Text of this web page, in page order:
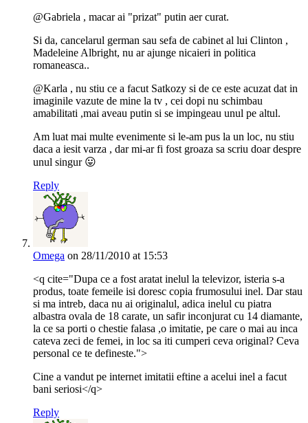
@Gabriela , macar ai "prizat" putin aer curat.
Si da, cancelarul german sau sefa de cabinet al lui Clinton ,
Madeleine Albright, nu ar ajunge nicaieri in politica
romaneasca..
@Karla , nu stiu ce a facut Satkozy si de ce este acuzat dat in
imaginile vazute de mine la tv , cei dopi nu schimbau
amabilitati ,mai aveau putin si se impingeau unul pe altul.
Am luat mai multe evenimente si le-am pus la un loc, nu stiu
daca a iesit varza , dar mi-ar fi fost groaza sa scriu doar despre
unul singur 😛
Reply
Omega on 28/11/2010 at 15:53
<q cite="Dupa ce a fost aratat inelul la televizor, isteria s-a
produs, toate femeile isi doresc copia frumosului inel. Dar stau
si ma intreb, daca nu ai originalul, adica inelul cu piatra
albastra ovala de 18 carate, un safir inconjurat cu 14 diamante,
la ce sa porti o chestie falasa ,o imitatie, pe care o mai au inca
cateva zeci de femei, in loc sa iti cumperi ceva original? Ceva
personal ce te defineste.">
Cine a vandut pe internet imitatii eftine a acelui inel a facut
bani seriosi</q>
Reply